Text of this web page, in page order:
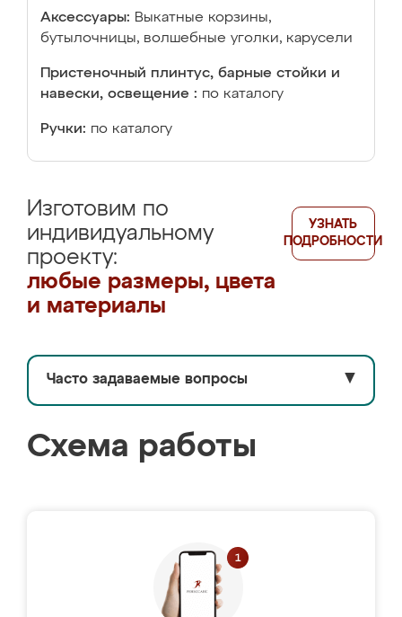
Аксессуары: Выкатные корзины,
бутылочницы, волшебные уголки, карусели
Пристеночный плинтус, барные стойки и
навески, освещение : по каталогу
Ручки: по каталогу
Изготовим по
индивидуальному
проекту:
любые размеры, цвета
и материалы
УЗНАТЬ
ПОДРОБНОСТИ
Часто задаваемые вопросы ▼
Схема работы